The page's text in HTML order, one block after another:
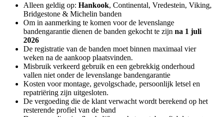
Alleen geldig op: Hankook, Continental, Vredestein, Viking,
Bridgestone & Michelin banden
Om in aanmerking te komen voor de levenslange
bandengarantie dienen de banden gekocht te zijn na 1 juli
2026
De registratie van de banden moet binnen maximaal vier
weken na de aankoop plaatsvinden.
Misbruik verkeerd gebruik en een gebrekkig onderhoud
vallen niet onder de levenslange bandengarantie
Kosten voor montage, gevolgschade, persoonlijk letsel en
repatriëring zijn uitgesloten.
De vergoeding die de klant verwacht wordt berekend op het
resterende profiel van de band